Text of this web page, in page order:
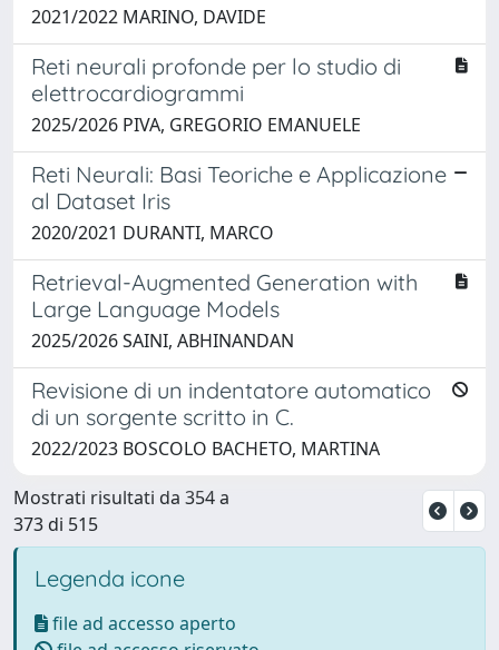
2021/2022 MARINO, DAVIDE
Reti neurali profonde per lo studio di
elettrocardiogrammi
2025/2026 PIVA, GREGORIO EMANUELE
Reti Neurali: Basi Teoriche e Applicazione
al Dataset Iris
2020/2021 DURANTI, MARCO
Retrieval-Augmented Generation with
Large Language Models
2025/2026 SAINI, ABHINANDAN
Revisione di un indentatore automatico
di un sorgente scritto in C.
2022/2023 BOSCOLO BACHETO, MARTINA
Mostrati risultati da 354 a
373 di 515
Legenda icone
file ad accesso aperto